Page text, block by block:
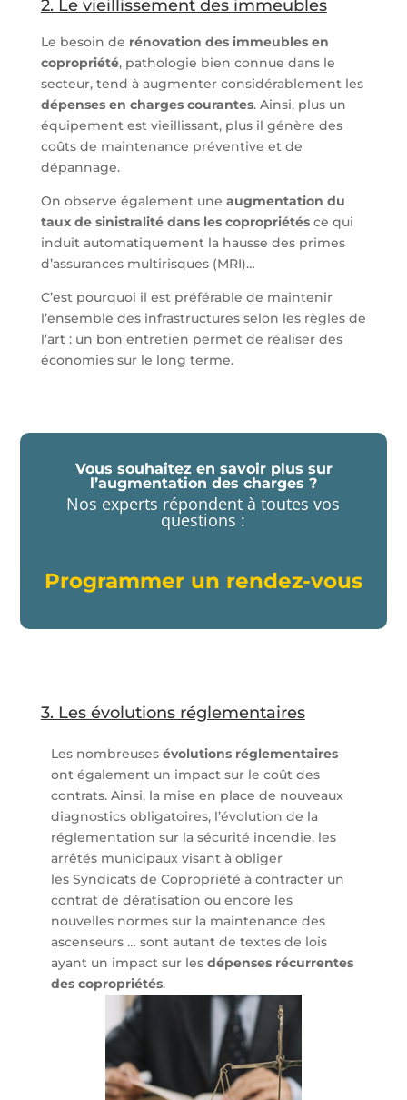
2. Le vieillissement des immeubles
Le besoin de rénovation des immeubles en
copropriété, pathologie bien connue dans le
secteur, tend à augmenter considérablement les
dépenses en charges courantes. Ainsi, plus un
équipement est vieillissant, plus il génère des
coûts de maintenance préventive et de
dépannage.
On observe également une augmentation du
taux de sinistralité dans les copropriétésce qui
induit automatiquement la hausse des primes
d’assurances multirisques (MRI)…
C’est pourquoi il est préférable de maintenir
l’ensemble des infrastructures selon les règles de
l’art : un bon entretien permet de réaliser des
économies sur le long terme.
Vous souhaitez en savoir plus sur
l’augmentation des charges ?
Nos experts répondent à toutes vos
questions :
Programmer un rendez-vous
3. Les évolutions réglementaires
Les nombreuses évolutions réglementaires
ont également un impact sur le coût des
contrats. Ainsi, la mise en place de nouveaux
diagnostics obligatoires, l’évolution de la
réglementation sur la sécurité incendie, les
arrêtés municipaux visant à obliger
les Syndicats de Copropriété à contracter un
contrat de dératisation ou encore les
nouvelles normes sur la maintenance des
ascenseurs … sont autant de textes de lois
ayant un impact sur les dépenses récurrentes
des copropriétés.